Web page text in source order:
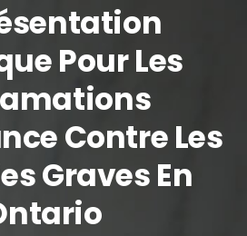
Pour Les
Contre Les
Graves En